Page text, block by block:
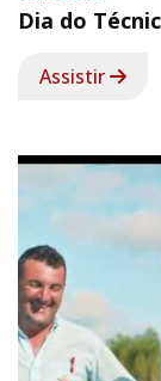
Dia do
Assistir